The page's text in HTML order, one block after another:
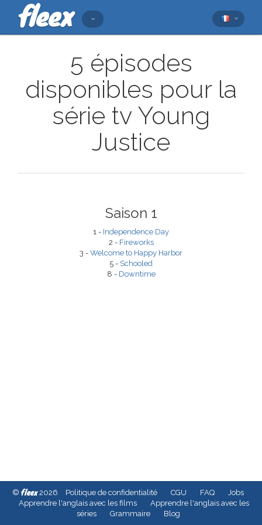
5 épisodes
disponibles pour la
série tv Young
Justice
Saison 1
1 - Independence Day
2 - Fireworks
3 - Welcome to Happy Harbor
5 - Schooled
8 - Downtime
© fleex2026 Politique de confidentialité CGU FAQ
Jobs
Apprendre l'anglais avec les films
Apprendre l'anglais avec les
séries
Grammaire Blog